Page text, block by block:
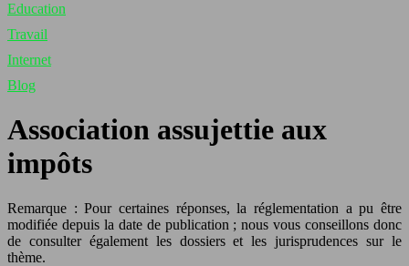
Education
Travail
Internet
Blog
Association assujettie aux
impôts
Remarque : Pour certaines réponses, la réglementation a pu être
modifiée depuis la date de publication ; nous vous conseillons donc
de consulter également les dossiers et les jurisprudences sur le
thème.